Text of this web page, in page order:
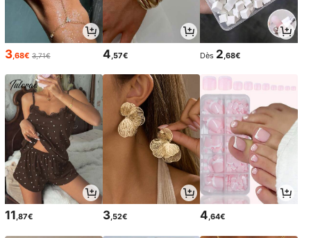
3,68€ 3,71€ 4,57€ Dès 2,68€
11,87€ 3,52€ 4,64€